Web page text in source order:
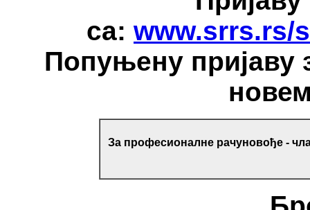
са: www.srrs.rs/
Попуњену пријаву
За професионалне рачуновође -